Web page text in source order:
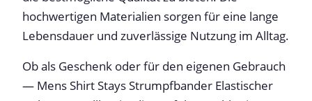
hochwertigen Materialien sorgen für eine lange
Lebensdauer und zuverlässige Nutzung im Alltag.
Ob als Geschenk oder für den eigenen Gebrauch
— Mens Shirt Stays Strumpfbander Elastischer